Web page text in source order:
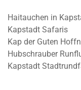
Haitauchen in
Kapstadt Safaris
Kap der Guten
Hubschrauber
Kapstadt